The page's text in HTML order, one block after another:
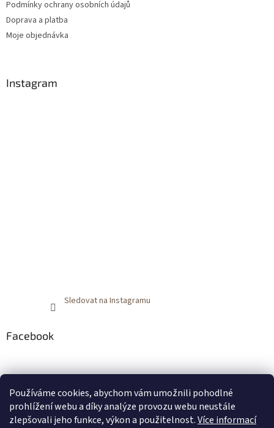
Používáme cookies, abychom vám umožnili pohodlné
prohlížení webu a díky analýze provozu webu neustále
zlepšovali jeho funkce, výkon a použitelnost.Více informací
Podmínky ochrany osobních údajů
Doprava a platba
Moje objednávka
Instagram
Sledovat na Instagramu
Facebook